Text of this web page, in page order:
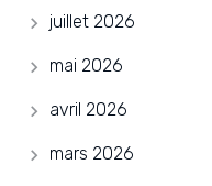
juillet 2026
mai 2026
avril 2026
mars 2026